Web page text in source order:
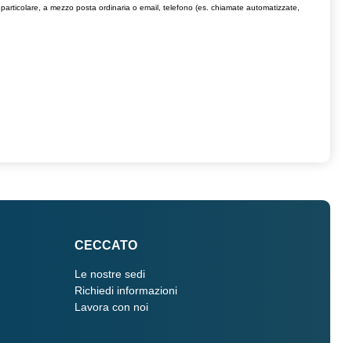
a mezzo posta ordinaria o email, telefono (es. chiamate automatizzate,
CECCATO
Le nostre sedi
Richiedi informazioni
Lavora con noi